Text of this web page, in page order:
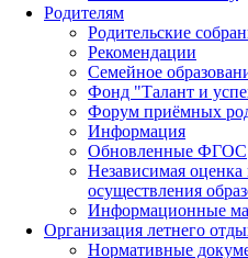
Родителям
Родительские
Рекомендации
Семейное
Фонд "Талант и
Форум приёмных
Информация
Обновленные ФГОС
Независимая оценка
осуществления
Информационные
Организация летнего
Нормативные